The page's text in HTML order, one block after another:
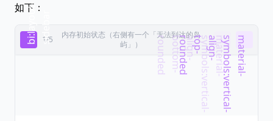
如下：
b
i
:
l
a
y
ou
t
-
s
i
d
e
b
ar
1/5
内存初始状态（右侧有一个「无法到达的岛
屿」）
m
a
t
e
r
i
a
l
-
s
y
m
b
o
l
s
:
v
e
r
t
i
c
a
l
-
a
l
i
g
n
-
b
o
t
t
o
m
-
r
o
u
n
d
e
d m
a
t
e
r
i
a
l
-
s
y
m
b
o
l
s
:
v
e
r
t
i
c
a
l
-
a
l
i
g
n
-
t
o
p
-
r
o
u
n
d
e
d